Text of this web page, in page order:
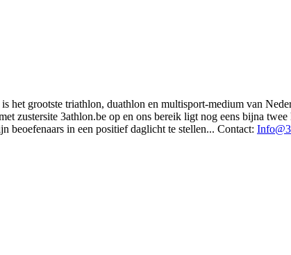
het grootste triathlon, duathlon en multisport-medium van
zustersite 3athlon.be op en ons bereik ligt nog eens bijna
beoefenaars in een positief daglicht te stellen... Contact: